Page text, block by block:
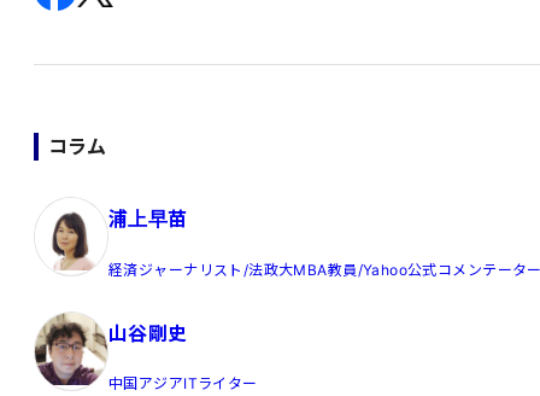
コラム
浦上早苗
経済ジャーナリスト/法政大MBA教員/Yahoo公式コメンテータ
山谷剛史
中国アジアITライター